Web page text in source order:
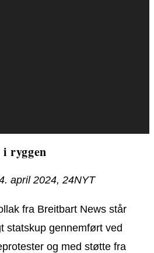
ryggen
april 2024, 24NYT
fra Breitbart News står
statskup gennemført ved
og med støtte fra